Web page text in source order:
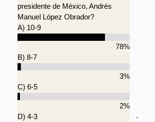
presidente de México, Andrés
Manuel López Obrador?
A) 10-9
78%
B) 8-7
3%
C) 6-5
2%
D) 4-3
.